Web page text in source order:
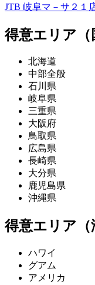
JTB 岐阜マ－サ２１
得意エリア（
北海道
中部全般
石川県
岐阜県
三重県
大阪府
鳥取県
広島県
長崎県
大分県
鹿児島県
沖縄県
得意エリア（
ハワイ
グアム
アメリカ